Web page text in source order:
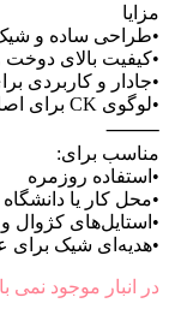
مزایا
•طراحی ساده و
•کیفیت بالای دوخت
•جادار و کاربردی
•لوگوی CK برای اصالت و خاص بودن
⸻
مناسب برای:
•استفاده روزمره
•محل کار یا دانشگاه
•استایل‌های کژوال
•هدیه‌ای شیک برای
در انبار موجود نمی